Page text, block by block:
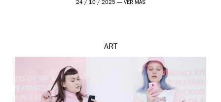
24 / 10 / 2025 — VER MÁS
ART